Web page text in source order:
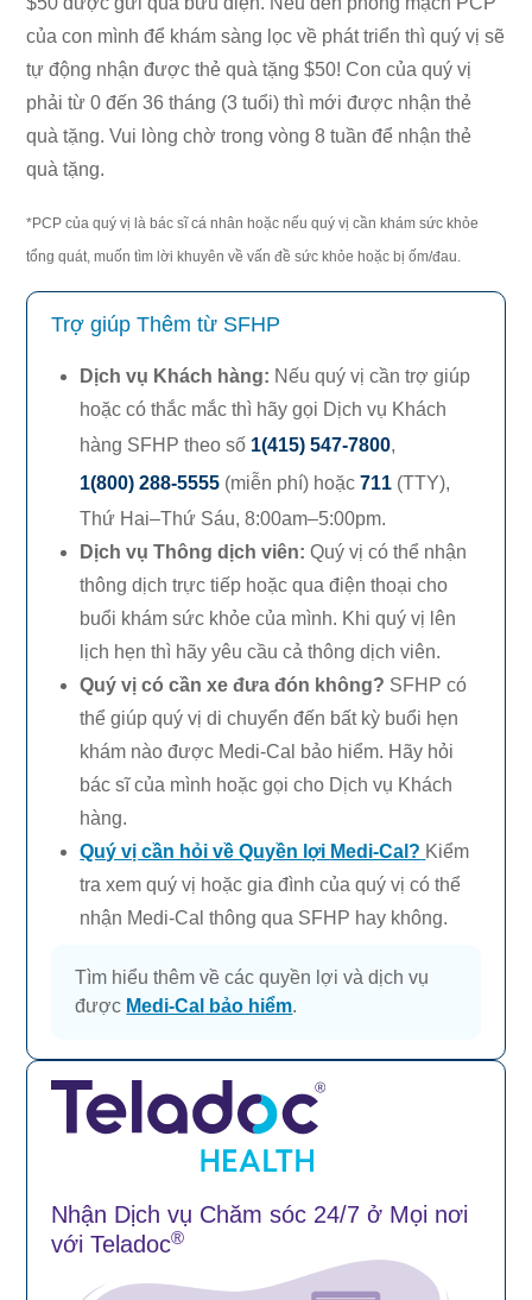
của con mình để khám sàng lọc về phát triển thì quý vị sẽ
tự động nhận được thẻ quà tặng $50! Con của quý vị
phải từ 0 đến 36 tháng (3 tuổi) thì mới được nhận thẻ
quà tặng. Vui lòng chờ trong vòng 8 tuần để nhận thẻ
quà tặng.
*PCP của quý vị là bác sĩ cá nhân hoặc nếu quý vị cần khám sức khỏe
tổng quát, muốn tìm lời khuyên về vấn đề sức khỏe hoặc bị ốm/đau.
Trợ giúp Thêm từ SFHP
Dịch vụ Khách hàng: Nếu quý vị cần trợ giúp
hoặc có thắc mắc thì hãy gọi Dịch vụ Khách
hàng SFHP theo số 1(415) 547-7800,
1(800) 288-5555 (miễn phí) hoặc711 (TTY),
Thứ Hai–Thứ Sáu,8:00am–5:00pm.
Dịch vụ Thông dịch viên: Quý vị có thể nhận
thông dịch trực tiếp hoặc qua điện thoại cho
buổi khám sức khỏe của mình. Khi quý vị lên
lịch hẹn thì hãy yêu cầu cả thông dịch viên.
Quý vị có cần xe đưa đón không? SFHP có
thể giúp quý vị di chuyển đến bất kỳ buổi hẹn
khám nào được Medi-Cal
bảo hiểm. Hãy hỏi
bác sĩ của mình hoặc gọi cho Dịch vụ Khách
hàng.
Quý vị cần hỏi về Quyền lợi Medi-Cal? Kiểm
tra xem quý vị hoặc gia đình của quý vị có thể
nhận Medi-Cal thông qua SFHP hay không.
Tìm hiểu thêm về các quyền lợi và dịch vụ
được Medi-Cal bảo hiểm.
Nhận Dịch vụ Chăm sóc 24/7 ở Mọi nơi
với Teladoc®